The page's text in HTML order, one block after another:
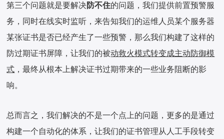
第三个问题就是要解决防不住的问题，我们提供前置预警服
务，同时在线实时监听，来告知我们的运维人员某个服务器
某张证书是否已经产生了一些预警，那么我们构建了这样的
防过期证书屏障，让我们的被动救火模式转变成主动防御模
式 ，最终从根本上解决证书过期带来的一些业务阻断的影
响。
总而言之，我们解决的不是一个点上的问题，更多的是通过
构建一个自动化的体系，让我们的证书管理从人工手段转变